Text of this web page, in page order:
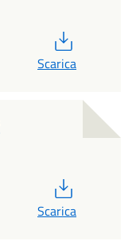
Scarica
Scarica